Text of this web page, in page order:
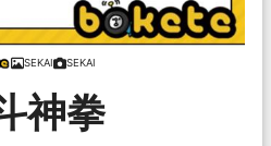
SEKAI SEKAI
神拳